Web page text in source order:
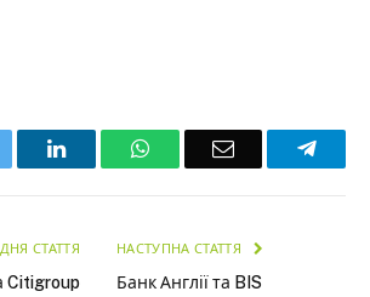
LinkedInWhatsAppEmail
СТАТТЯ
Citigroup
НАСТУПНА СТАТТЯ
Банк Англії та BIS